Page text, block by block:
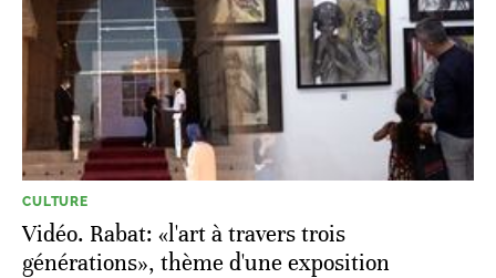
CULTURE
Vidéo. Rabat: «l'art à travers trois
générations», thème d'une exposition